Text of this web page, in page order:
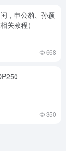
，申公豹、孙颖
关教程）
668
350